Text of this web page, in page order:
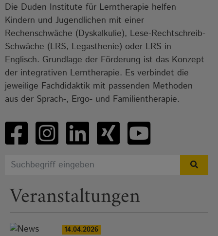
Die Duden Institute für Lerntherapie helfen
Kindern und Jugendlichen mit einer
Rechenschwäche (Dyskalkulie), Lese-Rechtschreib-
Schwäche (LRS, Legasthenie) oder LRS in
Englisch. Grundlage der Förderung ist das Konzept
der integrativen Lerntherapie. Es verbindet die
jeweilige Fachdidaktik mit passenden Methoden
aus der Sprach-, Ergo- und Familientherapie.
Veranstaltungen
14.04.2026